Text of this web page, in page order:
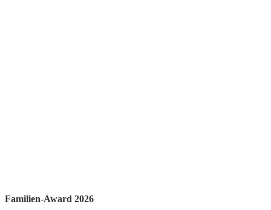
Familien-Award 2026